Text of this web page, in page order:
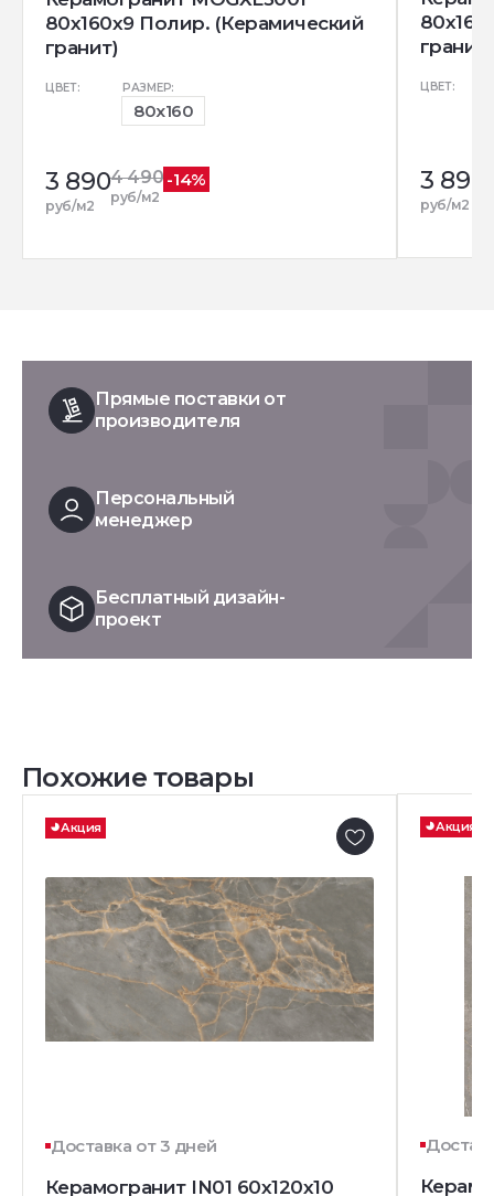
80x160x9 Полир. (Керамический
гранит)
ЦВЕТ: РАЗМЕР:
80x160
3 890
руб/м2
4 490
руб/м2
-14%
гранит)
ЦВЕТ:
3 890
руб/м2
Прямые поставки от
производителя
Персональный
менеджер
Бесплатный дизайн-
проект
Похожие товары
Акция
Доставка от 3 дней
Керамогранит IN01 60x120х10
Акция